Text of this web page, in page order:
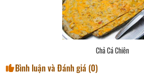
Chả Cá Chiên
Bình luận và Đánh giá (0)